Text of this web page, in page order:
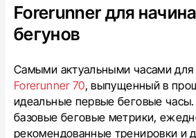
Forerunner для
бегунов
Самыми актуальными часами для
Forerunner 70, выпущенный в
идеальные первые беговые
базовые беговые метрики,
рекомендованные тренировки и